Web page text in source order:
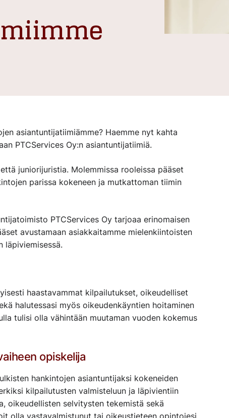
asiantuntijatiimiämme? Haemme nyt kahta
PTCServices Oy:n asiantuntijatiimiä.
juniorijuristia. Molemmissa rooleissa pääset
parissa kokeneen ja mutkattoman tiimin
PTCServices Oy tarjoaa erinomaisen
avustamaan asiakkaitamme mielenkiintoisten
läpiviemisessä.
haastavammat kilpailutukset, oikeudelliset
halutessasi myös oikeudenkäyntien hoitaminen
tulisi olla vähintään muutaman vuoden kokemus
opiskelija
hankintojen asiantuntijaksi kokeneiden
kilpailutusten valmisteluun ja läpivientiin
oikeudellisten selvitysten tekemistä sekä